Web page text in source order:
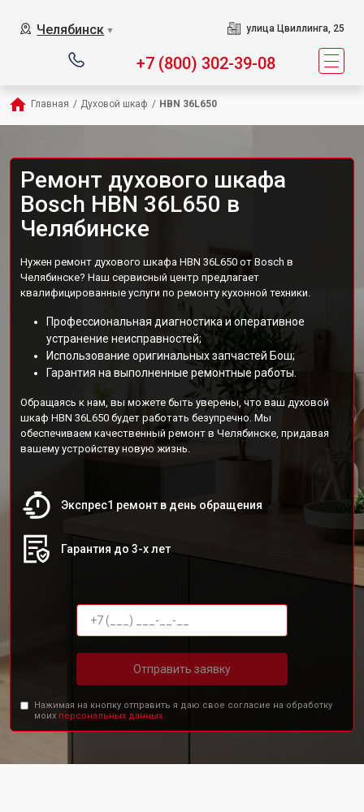
Челябинск ▼ улица Цвиллинга, 25
+7 (800) 302-39-08
Главная / Духовой шкаф / HBN 36L650
Ремонт духового шкафа
Bosch HBN 36L650 в
Челябинске
Нужен ремонт духового шкафа HBN 36L650 от Bosch в
Челябинске? Наш сервисный центр предлагает
квалифицированные услуги по ремонту кухонной техники.
Профессиональная диагностика и оперативное
устранение неисправностей;
Использование оригинальных запчастей Бош;
Гарантия на выполненные ремонтные работы.
Обращаясь к нам, вы можете быть уверены, что ваш духовой
шкаф HBN 36L650 будет работать безупречно. Мы
обеспечиваем качественный ремонт в Челябинске, придавая
вашему устройству новую жизнь.
Экспрес1 ремонт в день обращения
Гарантия до 3-х лет
Отправить заявку
Нажимая на кнопку отправить я даю свое согласие на обработку
моих персональных данных.